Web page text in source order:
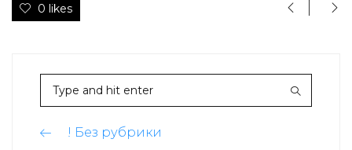
0 likes
! Без рубрики